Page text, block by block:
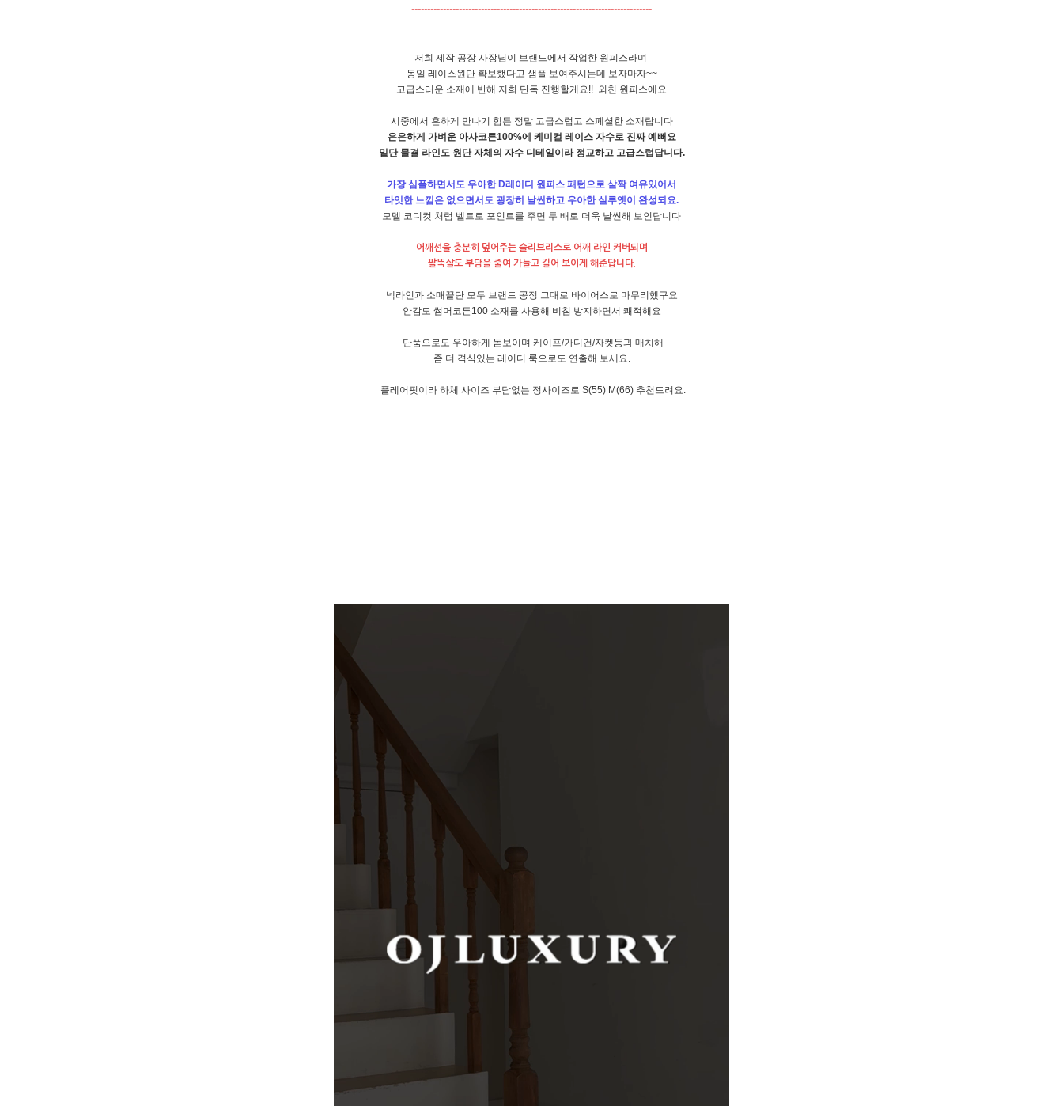
----------------------------------------------------------------------------
저희 제작 공장 사장님이 브랜드에서 작업한 원피스라며
동일 레이스원단 확보했다고 샘플 보여주시는데 보자마자~~
고급스러운 소재에 반해 저희 단독 진행할게요!! 외친 원피스에요
시중에서 흔하게 만나기 힘든 정말 고급스럽고 스페셜한 소재랍니다
은은하게 가벼운 아사코튼100%에 케미컬 레이스 자수로 진짜 예뻐요
밑단 물결 라인도 원단 자체의 자수 디테일이라 정교하고 고급스럽답니다.
가장 심플하면서도 우아한 D레이디 원피스 패턴으로 살짝 여유있어서
타잇한 느낌은 없으면서도 굉장히 날씬하고 우아한 실루엣이 완성되요.
모델 코디컷 처럼 벨트로 포인트를 주면 두 배로 더욱 날씬해 보인답니다
어깨선을 충분히 덮어주는 슬리브리스로 어깨 라인 커버되며
팔뚝살도 부담을 줄여 가늘고 길어 보이게 해준답니다.
넥라인과 소매끝단 모두 브랜드 공정 그대로 바이어스로 마무리했구요
안감도 썸머코튼100 소재를 사용해 비침 방지하면서 쾌적해요
단품으로도 우아하게 돋보이며 케이프/가디건/자켓등과 매치해
좀 더 격식있는 레이디 룩으로도 연출해 보세요.
플레어핏이라 하체 사이즈 부담없는 정사이즈로 S(55) M(66) 추천드려요.